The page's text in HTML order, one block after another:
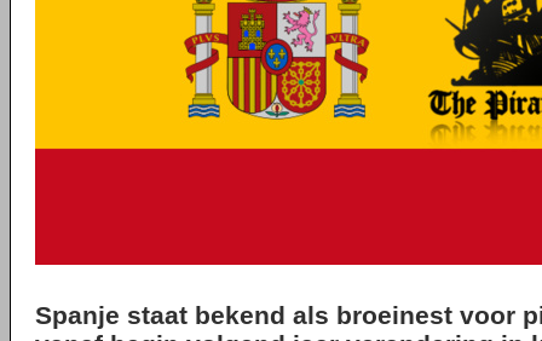
Spanje staat bekend als broeinest voor